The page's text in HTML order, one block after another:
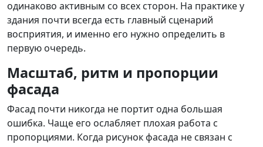
одинаково активным со всех сторон. На практике у
здания почти всегда есть главный сценарий
восприятия, и именно его нужно определить в
первую очередь.
Масштаб, ритм и пропорции
фасада
Фасад почти никогда не портит одна большая
ошибка. Чаще его ослабляет плохая работа с
пропорциями. Когда рисунок фасада не связан с